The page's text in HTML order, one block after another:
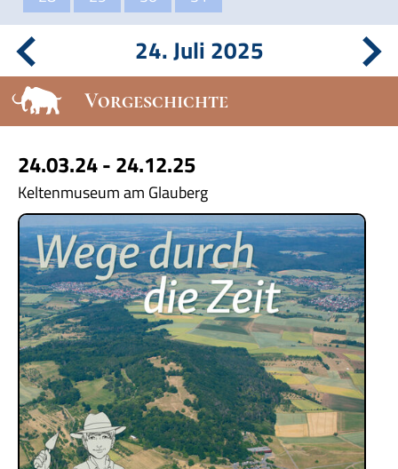
24. Juli 2025
Vorgeschichte
24.03.24 - 24.12.25
Keltenmuseum am Glauberg